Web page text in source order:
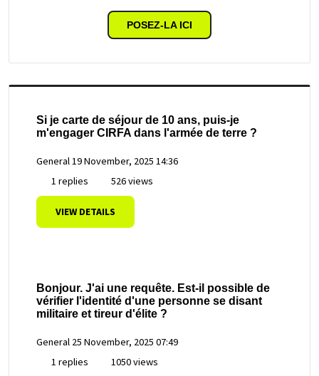
POSEZ-LA ICI
Si je carte de séjour de 10 ans, puis-je
m'engager CIRFA dans l'armée de terre ?
General19 November, 2025 14:36
1 replies
526 views
VIEW DETAILS
Bonjour. J'ai une requête. Est-il possible de
vérifier l'identité d'une personne se disant
militaire et tireur d'élite ?
General 25 November, 2025 07:49
1 replies
1050 views